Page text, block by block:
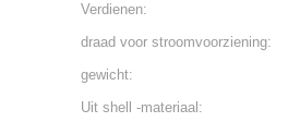
Verdienen:
draad voor stroomvoorziening:
gewicht:
Uit shell -materiaal: